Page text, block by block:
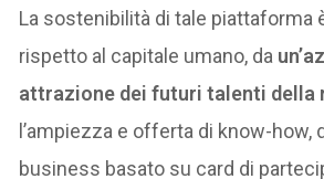
La sostenibilità di tale piattaforma
rispetto al capitale umano, da
attrazione dei futuri talenti della
l’ampiezza e offerta di know-how,
business basato su card di